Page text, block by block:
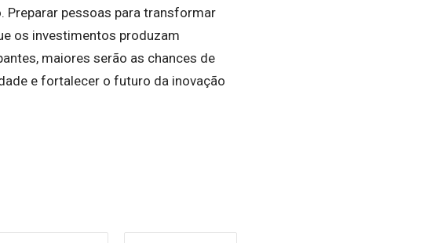
Preparar pessoas para transformar
os investimentos produzam
maiores serão as chances de
e fortalecer o futuro da inovação